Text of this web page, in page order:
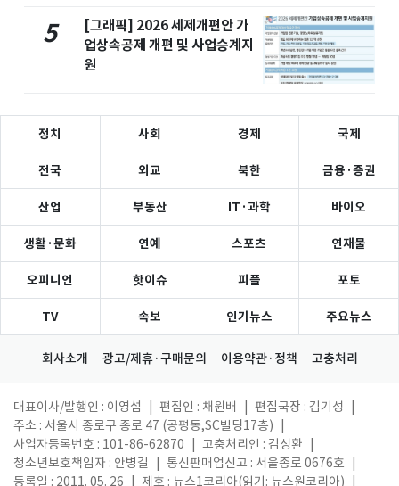
5
[그래픽] 2026 세제개편안 가
업상속공제 개편 및 사업승계지
원
정치 사회 경제 국제
전국 외교 북한 금융·증권
산업 부동산 IT·과학 바이오
생활·문화 연예 스포츠 연재물
오피니언 핫이슈 피플 포토
TV 속보 인기뉴스 주요뉴스
회사소개 광고/제휴·구매문의 이용약관·정책 고충처리
대표이사/발행인 : 이영섭 편집인 : 채원배 편집국장 : 김기성
주소 : 서울시 종로구 종로 47 (공평동,SC빌딩17층)
사업자등록번호 : 101-86-62870
고충처리인 : 김성환
청소년보호책임자 : 안병길
통신판매업신고 : 서울종로 0676호
등록일 : 2011. 05. 26
제호 : 뉴스1코리아(읽기: 뉴스원코리아)